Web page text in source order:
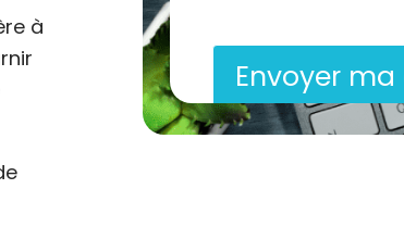
à
Envoyer